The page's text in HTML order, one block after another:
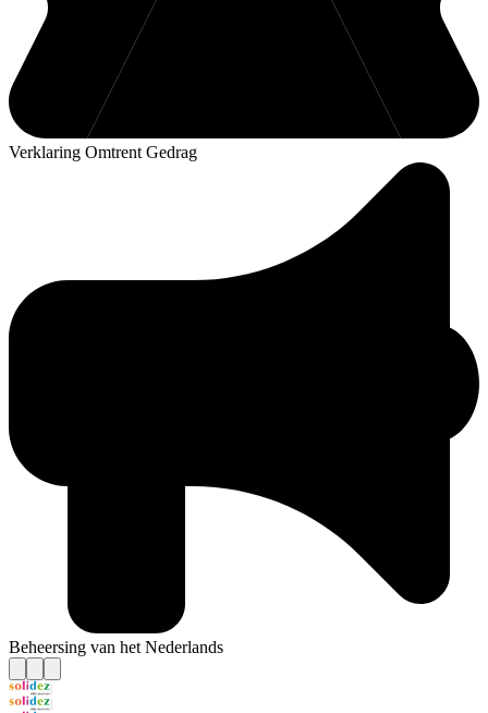
Verklaring Omtrent Gedrag
Beheersing van het Nederlands